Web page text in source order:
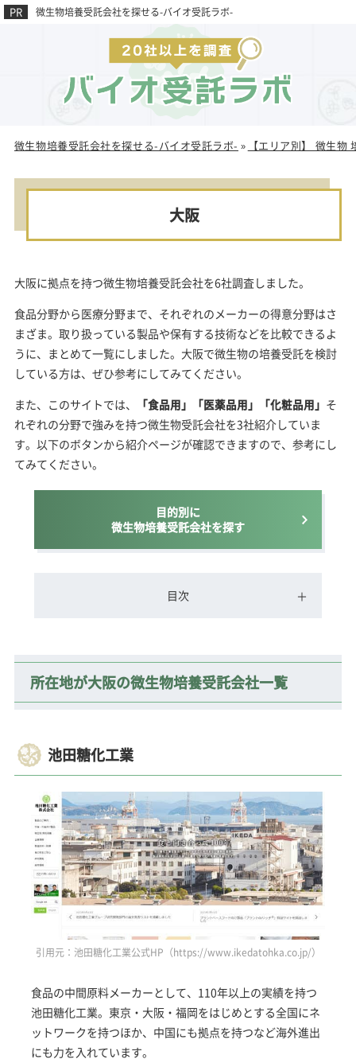
微生物培養受託会社を探せる-バイオ受託ラボ-
微生物培養受託会社を探せる-バイオ受託ラボ- » 【エリア別】 微生物
大阪
大阪に拠点を持つ微生物培養受託会社を6社調査しました。
食品分野から医療分野まで、それぞれのメーカーの得意分野はさ
まざま。取り扱っている製品や保有する技術などを比較できるよ
うに、まとめて一覧にしました。大阪で微生物の培養受託を検討
している方は、ぜひ参考にしてみてください。
また、このサイトでは、
「食品用」「医薬品用」「化粧品用」 そ
れぞれの分野で強みを持つ微生物受託会社を3社紹介していま
す。以下のボタンから紹介ページが確認できますので、参考にし
てみてください。
目的別に
微生物培養受託会社を探す
目次
所在地が大阪の微生物培養受託会社一覧
池田糖化工業
引用元：池田糖化工業公式HP（https://www.ikedatohka.co.jp/）
食品の中間原料メーカーとして、110年以上の実績を持つ
池田糖化工業。東京・大阪・福岡をはじめとする全国にネ
ットワークを持つほか、中国にも拠点を持つなど海外進出
にも力を入れています。